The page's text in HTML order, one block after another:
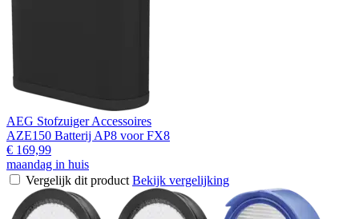
AEG Stofzuiger Accessoires
AZE150 Batterij AP8 voor FX8
€ 169,99
maandag in huis
Vergelijk dit product Bekijk vergelijking